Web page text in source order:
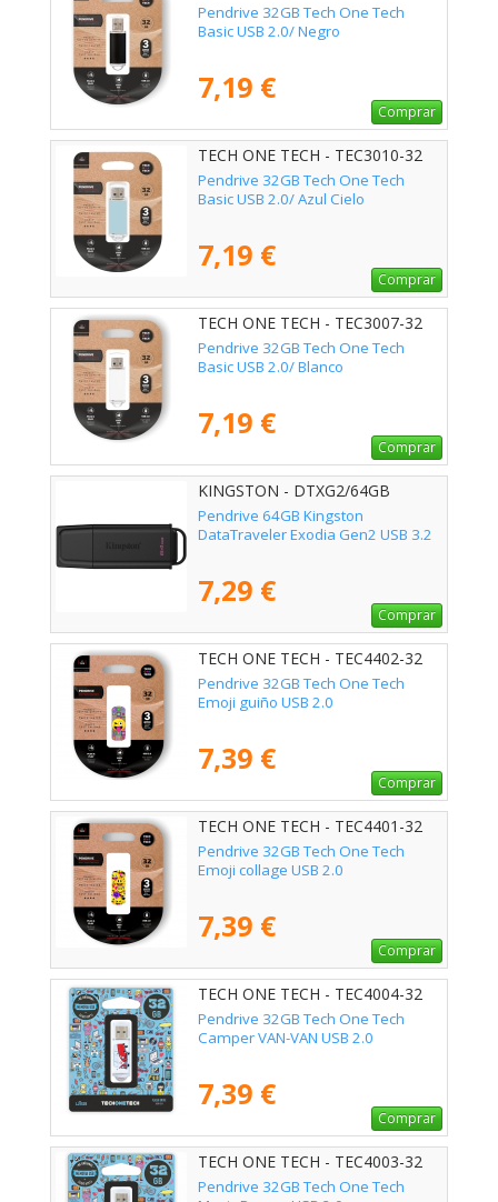
Pendrive 32GB Tech One Tech
Basic USB 2.0/ Negro
7,19 €
Comprar
TECH ONE TECH - TEC3010-32
Pendrive 32GB Tech One Tech
Basic USB 2.0/ Azul Cielo
7,19 €
Comprar
TECH ONE TECH - TEC3007-32
Pendrive 32GB Tech One Tech
Basic USB 2.0/ Blanco
7,19 €
Comprar
KINGSTON - DTXG2/64GB
Pendrive 64GB Kingston
DataTraveler Exodia Gen2 USB 3.2
7,29 €
Comprar
TECH ONE TECH - TEC4402-32
Pendrive 32GB Tech One Tech
Emoji guiño USB 2.0
7,39 €
Comprar
TECH ONE TECH - TEC4401-32
Pendrive 32GB Tech One Tech
Emoji collage USB 2.0
7,39 €
Comprar
TECH ONE TECH - TEC4004-32
Pendrive 32GB Tech One Tech
Camper VAN-VAN USB 2.0
7,39 €
Comprar
TECH ONE TECH - TEC4003-32
Pendrive 32GB Tech One Tech